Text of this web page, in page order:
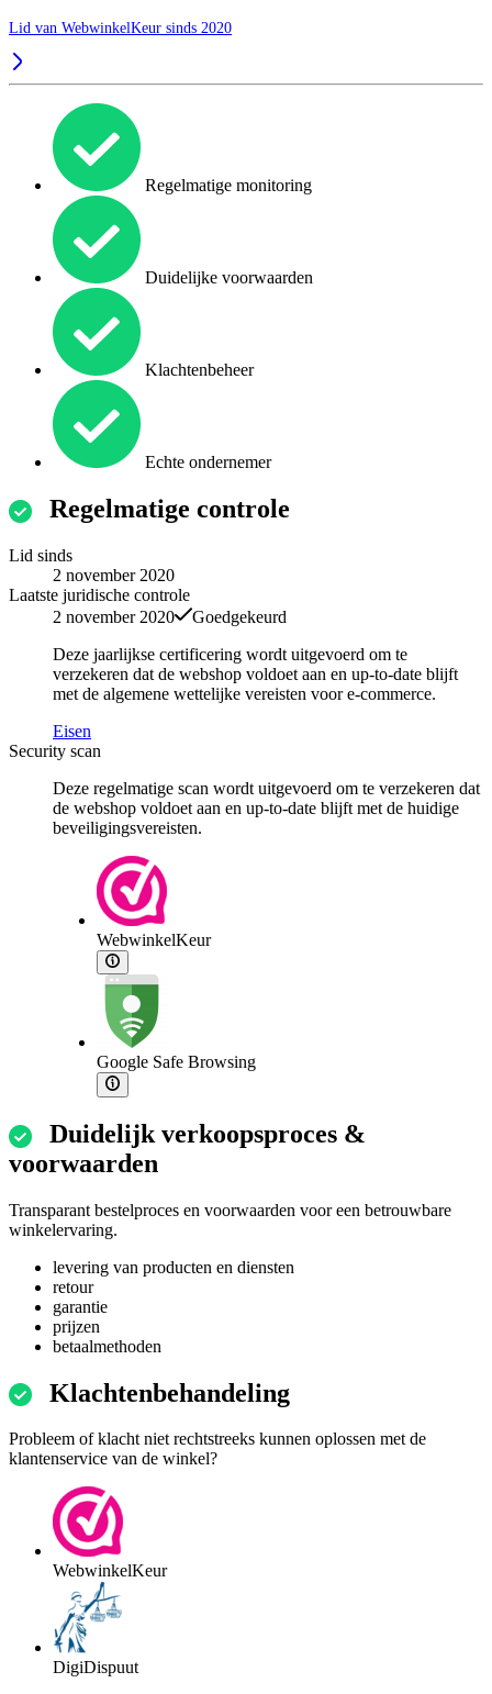
Lid van WebwinkelKeur sinds 2020
Regelmatige monitoring
Duidelijke voorwaarden
Klachtenbeheer
Echte ondernemer
Regelmatige controle
Lid sinds
2 november 2020
Laatste juridische controle
2 november 2020
Goedgekeurd
Deze jaarlijkse certificering wordt uitgevoerd om te
verzekeren dat de webshop voldoet aan en up-to-date blijft
met de algemene wettelijke vereisten voor e-commerce.
Eisen
Security scan
Deze regelmatige scan wordt uitgevoerd om te verzekeren dat
de webshop voldoet aan en up-to-date blijft met de huidige
beveiligingsvereisten.
WebwinkelKeur
Google Safe Browsing
Duidelijk verkoopsproces &
voorwaarden
Transparant bestelproces en voorwaarden voor een betrouwbare
winkelervaring.
levering van producten en diensten
retour
garantie
prijzen
betaalmethoden
Klachtenbehandeling
Probleem of klacht niet rechtstreeks kunnen oplossen met de
klantenservice van de winkel?
WebwinkelKeur
DigiDispuut